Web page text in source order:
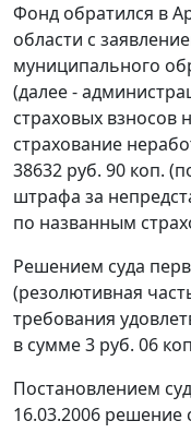
Фонд обратился в
области с
муниципального
(далее -
страховых взносов
страхование
38632 руб. 90 коп.
штрафа за
по названным
Решением суда
(резолютивная
требования
в сумме 3 руб. 06
Постановлением
16.03.2006 решение